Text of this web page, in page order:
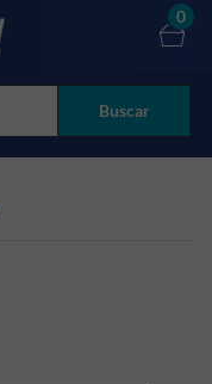
Buscar
0